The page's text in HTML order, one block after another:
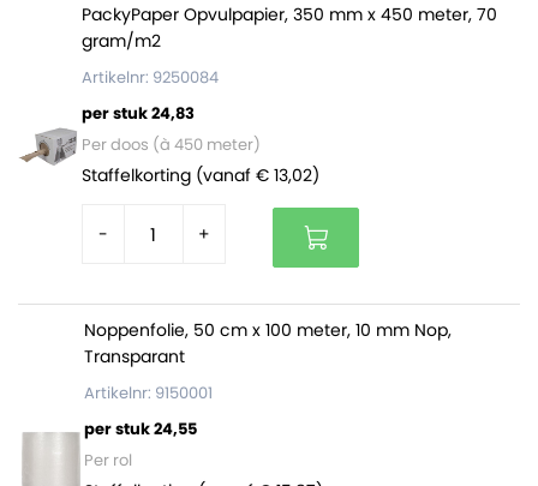
PackyPaper Opvulpapier, 350 mm x 450 meter, 70
gram/m2
Artikelnr: 9250084
per stuk 24,83
Per doos (à 450 meter)
Staffelkorting (vanaf € 13,02)
- +
Noppenfolie, 50 cm x 100 meter, 10 mm Nop,
Transparant
Artikelnr: 9150001
per stuk 24,55
Per rol